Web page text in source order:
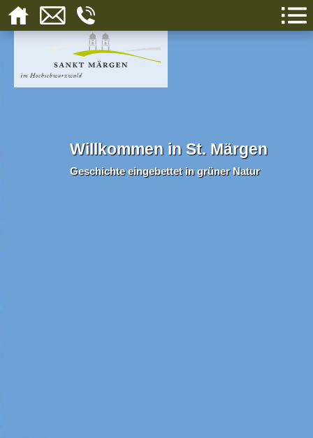
Willkommen in St. Märgen
Geschichte eingebettet in grüner Natur